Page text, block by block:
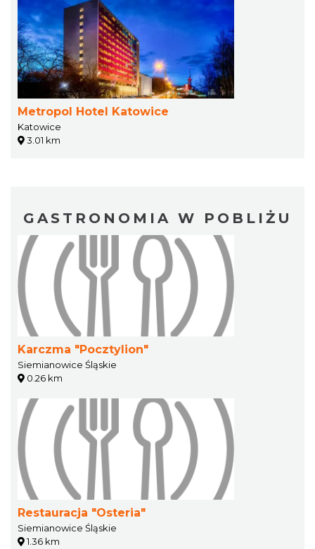
Metropol Hotel Katowice
Katowice
3.01 km
GASTRONOMIA W POBLIŻU
Karczma "Pocztylion"
Siemianowice Śląskie
0.26 km
Restauracja "Osteria"
Siemianowice Śląskie
1.36 km